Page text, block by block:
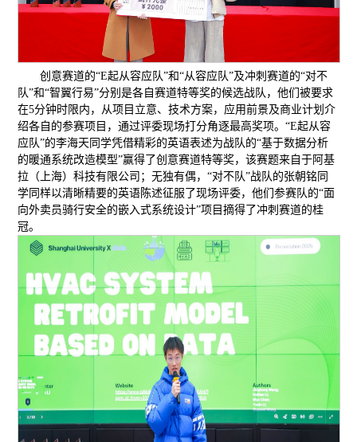
创意赛道的“E起从容应队”和“从容应队”及冲刺赛道的“对不
队”和“智翼行易”分别是各自赛道特等奖的候选战队，他们被要求
在5分钟时限内，从项目立意、技术方案，应用前景及商业计划介
绍各自的参赛项目，通过评委现场打分角逐最高奖项。“E起从容
应队”的李海天同学凭借精彩的英语表述为战队的“基于数据分析
的暖通系统改造模型”赢得了创意赛道特等奖，该赛题来自于阿基
拉（上海）科技有限公司；无独有偶，“对不队”战队的张朝铭同
学同样以清晰精要的英语陈述征服了现场评委，他们参赛队的“面
向外卖员骑行安全的嵌入式系统设计”项目摘得了冲刺赛道的桂
冠。